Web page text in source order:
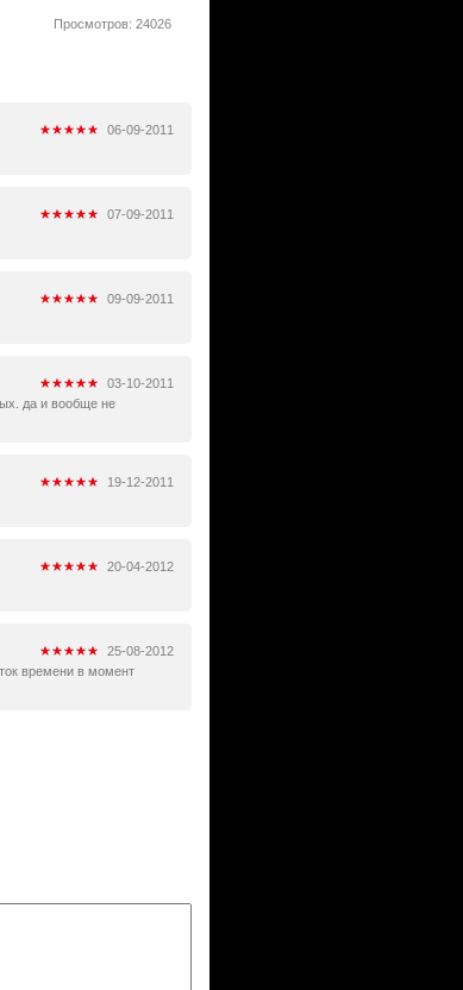
Просмотров: 24026
06-09-2011
07-09-2011
09-09-2011
03-10-2011
да и вообще не
19-12-2011
20-04-2012
25-08-2012
времени в момент